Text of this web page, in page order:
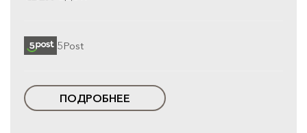
5Post
ПОДРОБНЕЕ